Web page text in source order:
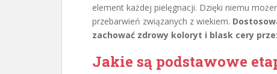
element każdej pielęgnacji. Dzięki niemu
przebarwień związanych z wiekiem.
zachować zdrowy koloryt i blask cery
Jakie są podstawowe